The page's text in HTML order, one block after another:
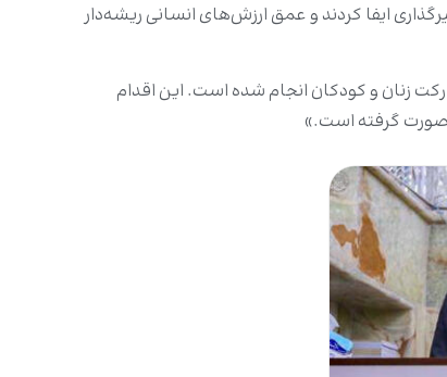
ایفا کردند و عمق ارزش‌های انسانی ریشه‌دار
زنان و کودکان انجام شده است. این اقدام
صورت گرفته است.»